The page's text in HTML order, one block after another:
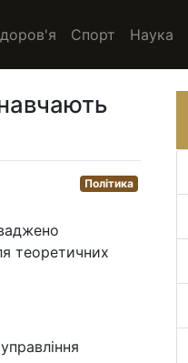
Спорт Наука
Політика
теоретичних